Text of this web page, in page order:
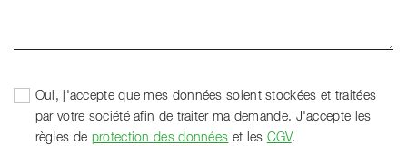
Oui, j'accepte que mes données soient stockées et traitées
par votre société afin de traiter ma demande. J'accepte les
règles de protection des données et les CGV.